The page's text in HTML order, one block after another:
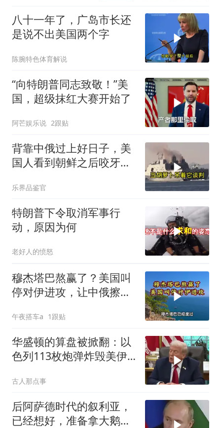
八十一年了，广岛市长还
是说不出美国两个字
陈腕特色体育解说
“向特朗普同志致敬！”美
国，超级抹红大赛开始了
阿芒娱乐说 2跟贴
背靠中俄过上好日子，美
国人看到朝鲜之后咬牙切
乐界品鉴官
特朗普下令取消军事行
动，原因为何
老好人的愤怒
穆杰塔巴熬赢了？美国叫
停对伊进攻，让中俄擦了
午夜搭车a 1跟贴
华盛顿的算盘被掀翻：以
色列113枚炮弹炸毁美伊
局
古人那点事
后阿萨德时代的叙利亚，
已经想好，准备拿大鹅石